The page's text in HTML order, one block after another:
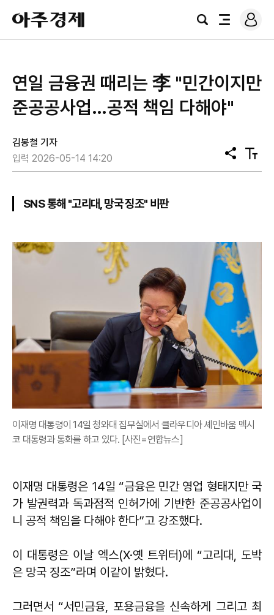
아
주
경
검
전
로
그
연일 금융권 때리는 李 "민간이지만
준공공사업…공적 책임 다해야"
김봉철 기자
입력 2026-05-14 14:20
공
유
텍
스
SNS 통해 "고리대, 망국 징조" 비판
이재명 대통령이 14일 청와대 집무실에서 클라우디아 셰인바움 멕시
코 대통령과 통화를 하고 있다. [사진=연합뉴스]
이재명 대통령은 14일 “금융은 민간 영업 형태지만 국
가 발권력과 독과점적 인허가에 기반한 준공공사업이
니 공적 책임을 다해야 한다”고 강조했다.
이 대통령은 이날 엑스(X·옛 트위터)에 “고리대, 도박
은 망국 징조”라며 이같이 밝혔다.
그러면서 “서민금융, 포용금융을 신속하게 그리고 최